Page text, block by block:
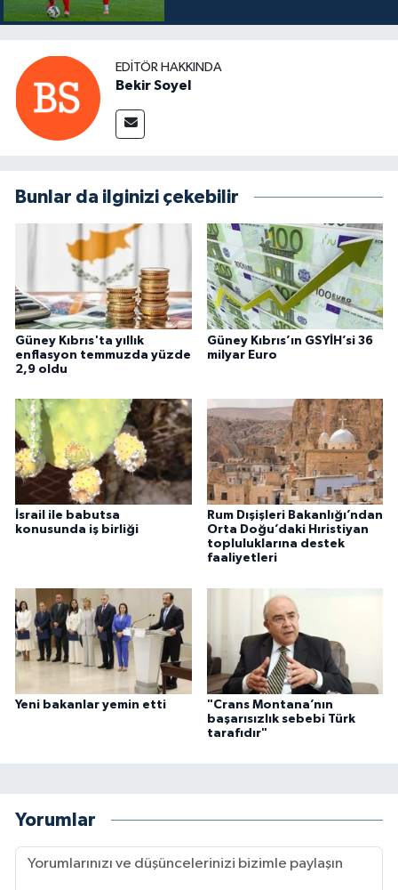
EDITÖR HAKKINDA
Bekir Soyel
Bunlar da ilginizi çekebilir
Güney Kıbrıs'ta yıllık
enflasyon temmuzda yüzde
2,9 oldu
Güney Kıbrıs’ın GSYİH’si 36
milyar Euro
İsrail ile babutsa
konusunda iş birliği
Rum Dışişleri Bakanlığı’ndan
Orta Doğu’daki Hıristiyan
topluluklarına destek
faaliyetleri
Yeni bakanlar yemin etti
"Crans Montana’nın
başarısızlık sebebi Türk
tarafıdır"
Yorumlar